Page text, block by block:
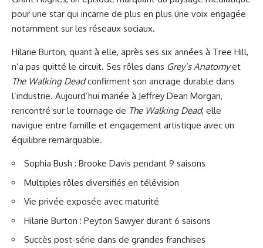
pour une star qui incarne de plus en plus une voix engagée
notamment sur les réseaux sociaux.
Hilarie Burton, quant à elle, après ses six années à Tree Hill,
n’a pas quitté le circuit. Ses rôles dans Grey’s Anatomyet
The Walking Deadconfirment son ancrage durable dans
l’industrie. Aujourd’hui mariée à Jeffrey Dean Morgan,
rencontré sur le tournage de The Walking Dead, elle
navigue entre famille et engagement artistique avec un
équilibre remarquable.
Sophia Bush : Brooke Davis pendant 9 saisons
Multiples rôles diversifiés en télévision
Vie privée exposée avec maturité
Hilarie Burton : Peyton Sawyer durant 6 saisons
Succès post-série dans de grandes franchises